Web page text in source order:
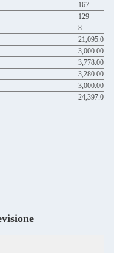
167
129
8
21,095.00
3,000.00
3,778.00
3,280.00
3,000.00
24,397.00